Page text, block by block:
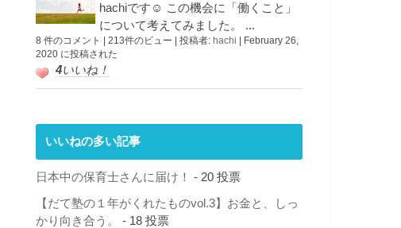
hachiです☺︎ この機会に「働くこと」
について考えてみました。 ...
8 件のコメント | 213件のビュー | 投稿者: hachi | February 26,
2020 に投稿された
4いいね！
いいねの多い記事
日本中の保育士さんに届け！ - 20 投票
【だて塾の１年がくれたものvol.3】お金と、しっ
かり向き合う。
- 18 投票